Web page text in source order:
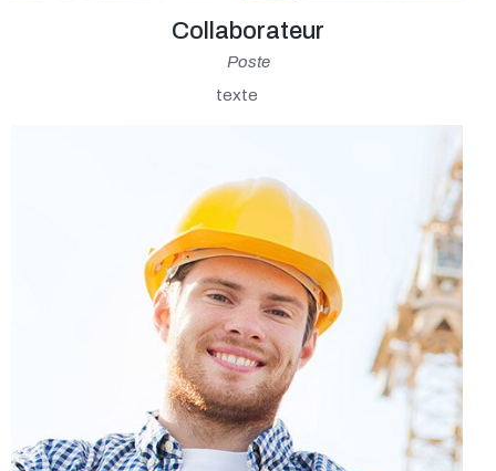
Collaborateur
Poste
texte